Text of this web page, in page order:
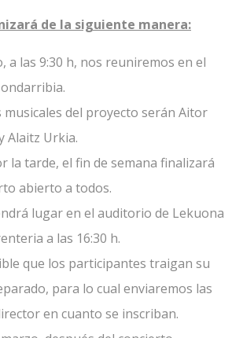
de la siguiente manera:
a las 9:30 h, nos reuniremos en el
musicales del proyecto serán Aitor
Alaitz Urkia.
la tarde, el fin de semana finalizará
abierto a todos.
lugar en el auditorio de Lekuona
a las 16:30 h.
que los participantes traigan su
para lo cual enviaremos las
en cuanto se inscriban.